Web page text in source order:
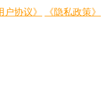
户协议》
《隐私政策》